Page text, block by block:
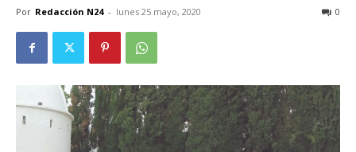
Por Redacción N24 - lunes 25 mayo, 2020 0